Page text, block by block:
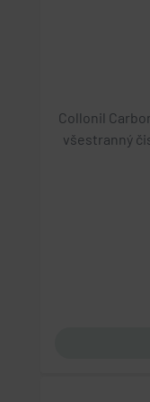
Collonil
všestranný